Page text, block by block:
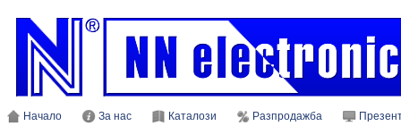
Начало За нас Каталози Разпродажба